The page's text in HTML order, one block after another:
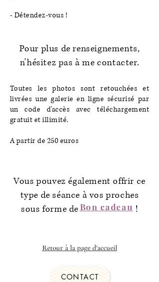
- Détendez-vous !
Pour plus de renseignements,
n'hésitez pas à me contacter.
Toutes les photos sont retouchées et
livrées une galerie en ligne sécurisé par
un code d'accès avec téléchargement
gratuit et illimité.
A partir de 250 euros
Vous pouvez également offrir ce
type de séance à vos proches
sous forme de !
Bon cadeau
Retour à la page d'accueil
CONTACT